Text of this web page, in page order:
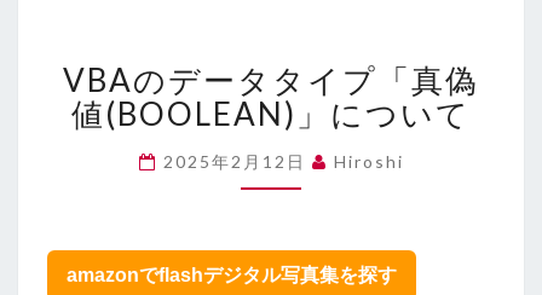
の
デ
ー
タ
タ
「真
偽
VBAのデータタイプ「真偽
値(BOOLEAN)」について
2025年2月12日 Hiroshi
amazonでflashデジタル写真集を探す